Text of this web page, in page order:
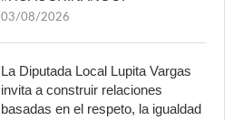
03/08/2026
La Diputada Local Lupita Vargas
invita a construir relaciones
basadas en el respeto, la igualdad